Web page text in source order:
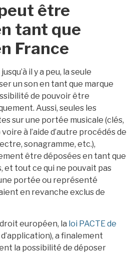
être
tant que
France
il y a peu, la seule
un son en tant que marque
de pouvoir être
Aussi, seules les
sur une portée musicale (clés,
à l’aide d’autre procédés de
sonagramme, etc.),
être déposées en tant que
et tout ce qui ne pouvait pas
portée ou représenté
en revanche exclus de
européen, la loi PACTE de
a finalement
la possibilité de déposer